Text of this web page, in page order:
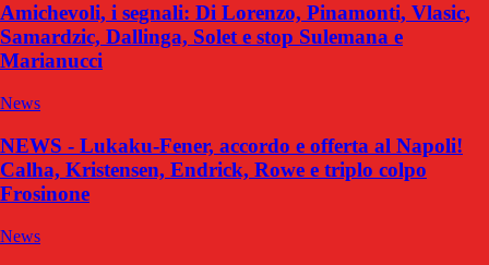
Amichevoli, i segnali: Di Lorenzo, Pinamonti, Vlasic,
Samardzic, Dallinga, Solet e stop Sulemana e
Marianucci
News
NEWS - Lukaku-Fener, accordo e offerta al Napoli!
Calha, Kristensen, Endrick, Rowe e triplo colpo
Frosinone
News